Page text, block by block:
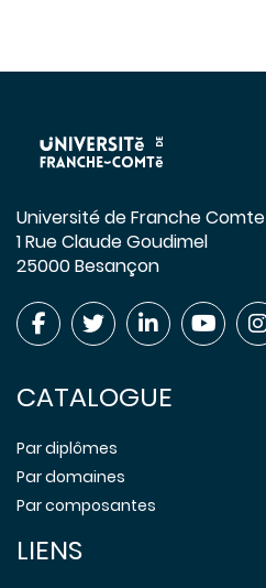
Université de Franche Comte
1 Rue Claude Goudimel
25000 Besançon
CATALOGUE
Par diplômes
Par domaines
Par composantes
LIENS